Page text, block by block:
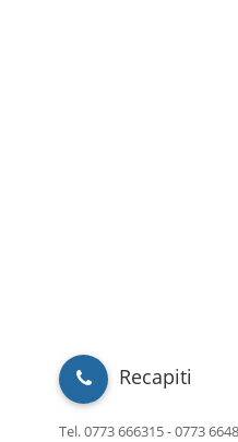
Recapiti
Tel. 0773 666315 - 0773